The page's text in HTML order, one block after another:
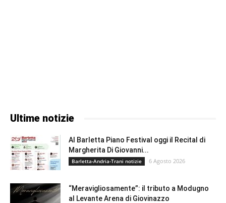
Ultime notizie
Al Barletta Piano Festival oggi il Recital di
Margherita Di Giovanni...
Barletta-Andria-Trani notizie 6 Agosto 2026
“Meravigliosamente”: il tributo a Modugno
al Levante Arena di Giovinazzo